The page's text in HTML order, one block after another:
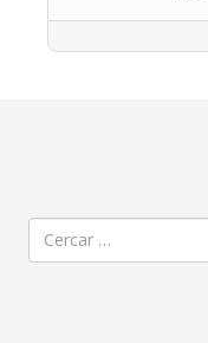
Cercar